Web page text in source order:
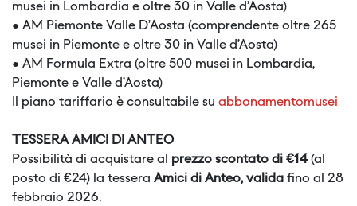
musei in Lombardia e oltre 30 in Valle d’Aosta)
● AM Piemonte Valle D’Aosta (comprendente oltre 265
musei in Piemonte e oltre 30 in Valle d’Aosta)
● AM Formula Extra (oltre 500 musei in Lombardia,
Piemonte e Valle d’Aosta)
Il piano tariffario è consultabile su abbonamentomusei
TESSERA AMICI DI ANTEO
Possibilità di acquistare al prezzo scontato di €14(al
posto di €24) la tessera Amici di Anteo, valida fino al 28
febbraio 2026.